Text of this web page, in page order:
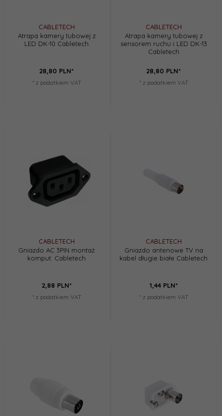
CABLETECH
Atrapa kamery tubowej z
LED DK-10 Cabletech
28,80 PLN*
* z podatkiem VAT
CABLETECH
Atrapa kamery tubowej z
sensorem ruchu i LED DK-13
Cabletech
28,80 PLN*
* z podatkiem VAT
CABLETECH
Gniazdo AC 3PIN montaż
komput. Cabletech
2,88 PLN*
* z podatkiem VAT
CABLETECH
Gniazdo antenowe TV na
kabel długie białe Cabletech
1,44 PLN*
* z podatkiem VAT